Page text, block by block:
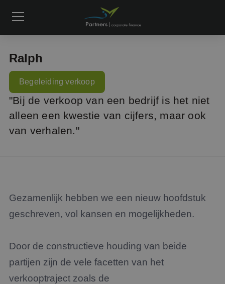
Ralph
Begeleiding verkoop
"Bij de verkoop van een bedrijf is het niet
alleen een kwestie van cijfers, maar ook
van verhalen."
Gezamenlijk hebben we een nieuw hoofdstuk
geschreven, vol kansen en mogelijkheden.
Door de constructieve houding van beide
partijen zijn de vele facetten van het
verkooptraject zoals de